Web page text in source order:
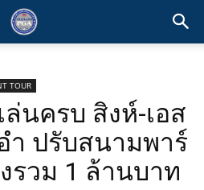
TOUR
นครบ สิงห์-เอส
ำ ปรับสนามพาร์
รวม 1 ล้านบาท